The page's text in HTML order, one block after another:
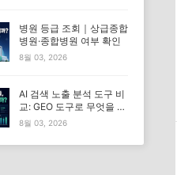
병원 등급 조회｜상급종합
병원·종합병원 여부 확인
8월 03, 2026
AI 검색 노출 분석 도구 비
교: GEO 도구로 무엇을 확
인할 수 있을까?
8월 03, 2026